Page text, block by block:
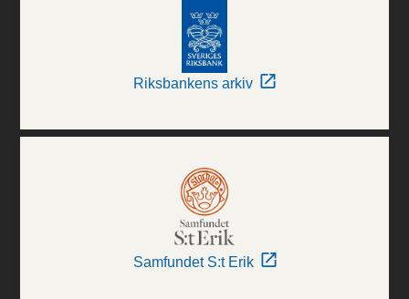
Riksbankens arkiv
Samfundet S:t Erik